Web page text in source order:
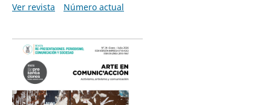
Ver revista
Número actual